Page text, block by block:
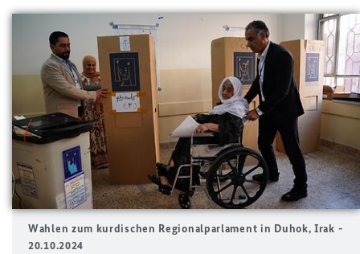
Wahlen zum kurdischen Regionalparlament in Duhok, Irak -
20.10.2024